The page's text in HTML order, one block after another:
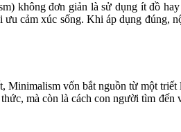
không đơn giản là sử dụng ít đồ
cảm xúc sống. Khi áp dụng đúng,
Minimalism vốn bắt nguồn từ một
mà còn là cách con người tìm đến